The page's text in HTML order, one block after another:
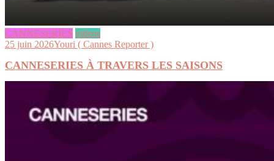
CANNESERIES videos
25 juin 2026Youri ( Cannes Reporter )
CANNESERIES À TRAVERS LES SAISONS